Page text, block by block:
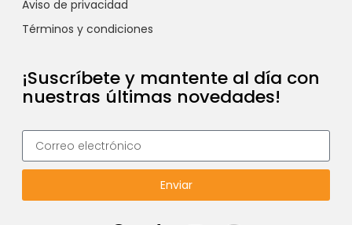
Aviso de privacidad
Términos y condiciones
¡Suscríbete y mantente al día con
nuestras últimas novedades!
Enviar